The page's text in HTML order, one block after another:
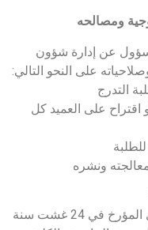
ومصالحه
عن إدارة شؤون
على النحو التالي:
التدرج
اقتراح على العميد كل
ونشره
تنص المادة 22 من القرار الوزاري المؤرخ في 24 غشت سنة